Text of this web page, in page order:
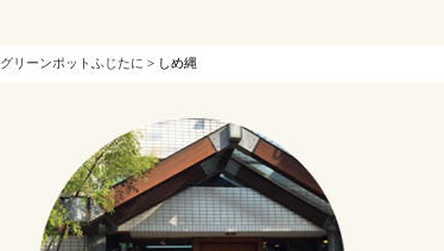
グリーンポットふじたに > しめ縄